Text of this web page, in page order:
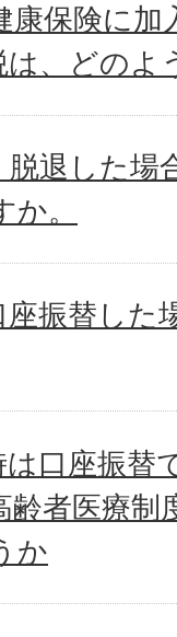
康保険に加
は、どのよ
退した場
。
座振替した
は口座振替
齢者医療制
か